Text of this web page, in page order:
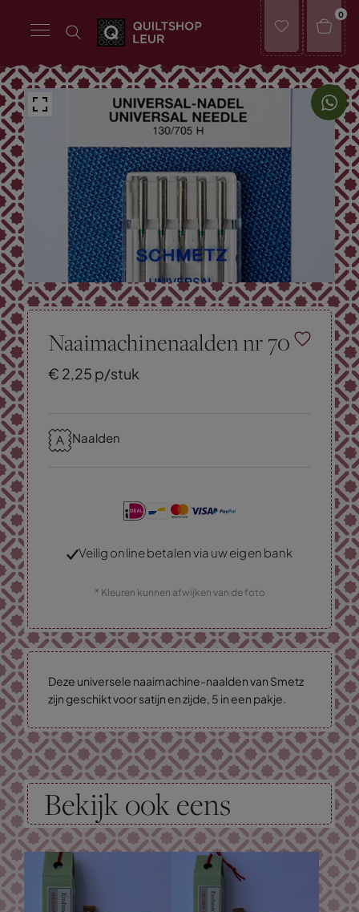
0
Naaimachinenaalden nr 70
€ 2,25 p/stuk
Naalden
Veilig online betalen via uw eigen bank
* Kleuren kunnen afwijken van de foto
Deze universele naaimachine-naalden van Smetz
zijn geschikt voor satijn en zijde, 5 in een pakje.
Bekijk ook eens